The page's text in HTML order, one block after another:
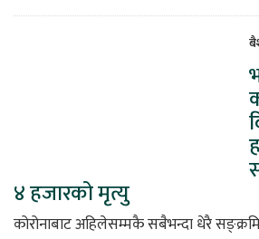
४ हजारको मृत्यु
कोरोनाबाट अहिलेसम्मकै सबैभन्दा धेरै